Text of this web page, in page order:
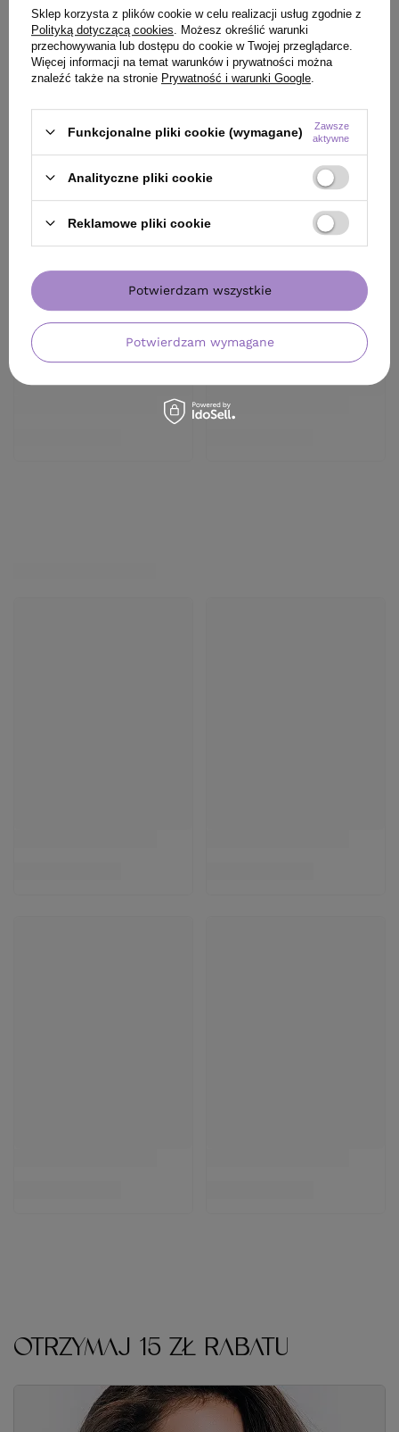
OTRZYMAJ 15 ZŁ RABATU
Sklep korzysta z plików cookie w celu realizacji usług zgodnie z
Polityką dotyczącą cookies . Możesz określić warunki
przechowywania lub dostępu do cookie w Twojej przeglądarce.
Więcej informacji na temat warunków i prywatności można
znaleźć także na stronie Prywatność i warunki Google
Funkcjonalne pliki cookie (wymagane)
Zawsze
aktywne
Analityczne pliki cookie
Reklamowe pliki cookie
Potwierdzam wymagane
Potwierdzam wszystkie